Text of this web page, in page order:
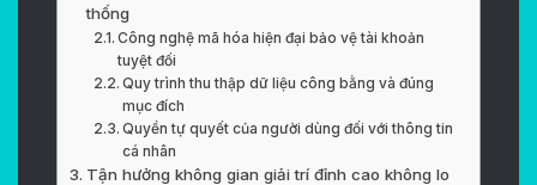
thống
Công nghệ mã hóa hiện đại bảo vệ tài khoản
tuyệt đối
Quy trình thu thập dữ liệu công bằng và đúng
mục đích
Quyền tự quyết của người dùng đối với thông tin
cá nhân
Tận hưởng không gian giải trí đỉnh cao không lo